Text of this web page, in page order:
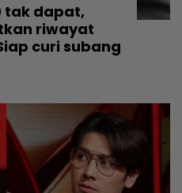
tak dapat,
riwayat
curi subang